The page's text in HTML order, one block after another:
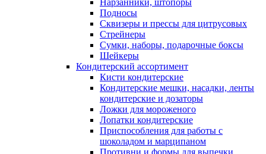
Нарзанники, штопоры
Подносы
Сквизеры и прессы для цитрусовых
Стрейнеры
Сумки, наборы, подарочные боксы
Шейкеры
Кондитерский ассортимент
Кисти кондитерские
Кондитерские мешки, насадки, ленты
кондитерские и дозаторы
Ложки для мороженого
Лопатки кондитерские
Приспособления для работы с
шоколадом и марципаном
Противни и формы для выпечки